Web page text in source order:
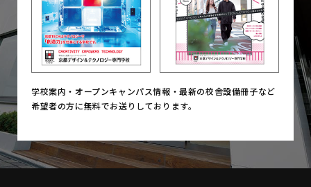
学校案内・オープンキャンパス情報・最新の校舎設備冊子など
希望者の方に無料でお送りしております。